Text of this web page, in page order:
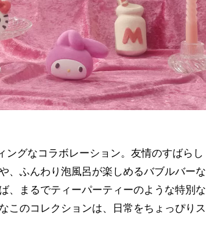
グなコラボレーション。友情のすばらし
、ふんわり泡風呂が楽しめるバブルバーな
、まるでティーパーティーのような特別な
このコレクションは、日常をちょっぴりス